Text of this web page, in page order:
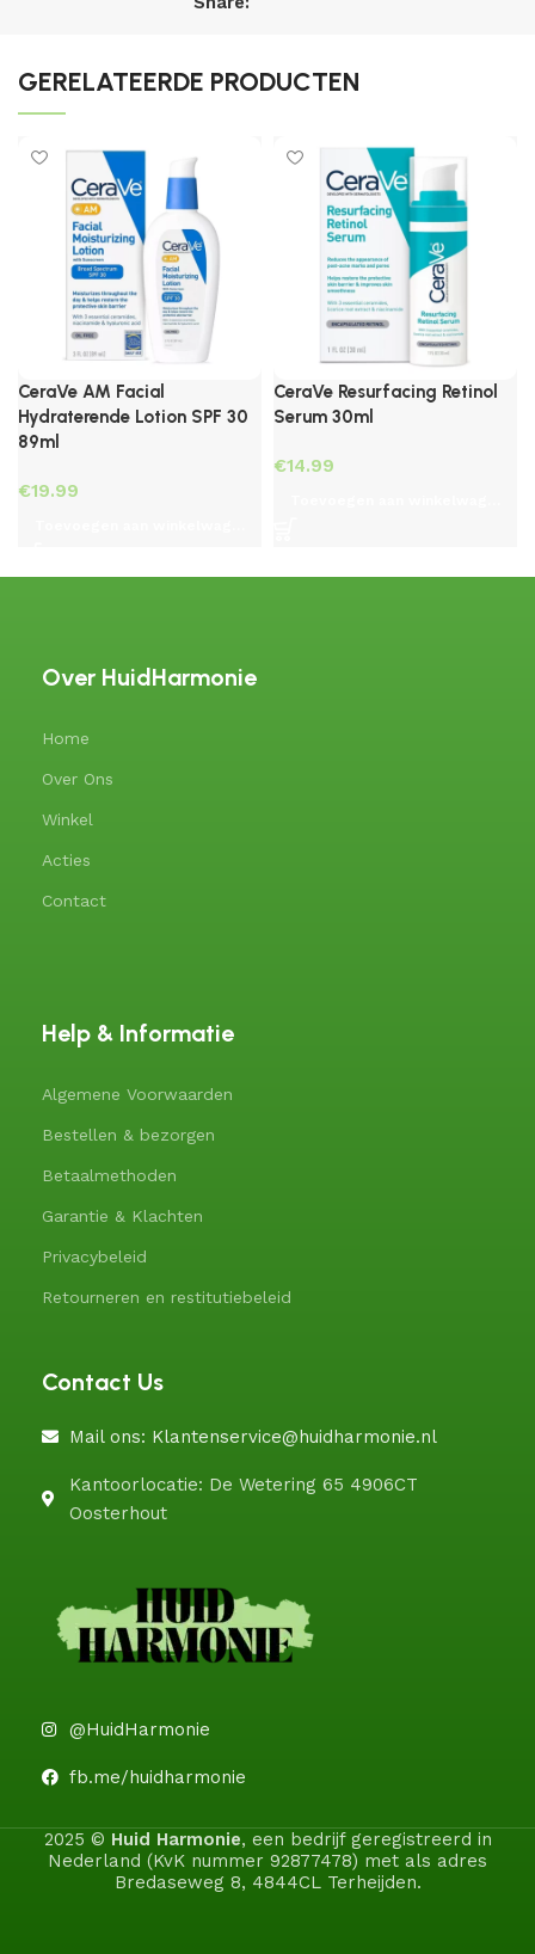
GERELATEERDE PRODUCTEN
CeraVe AM Facial
Hydraterende Lotion SPF 30
89ml
€
CeraVe Resurfacing Retinol
Serum 30ml
€
Over HuidHarmonie
Home
Over Ons
Winkel
Acties
Contact
Help & Informatie
Algemene Voorwaarden
Bestellen & bezorgen
Betaalmethoden
Garantie & Klachten
Privacybeleid
Retourneren en restitutiebeleid
Contact Us
Mail ons: Klantenservice@huidharmonie.nl
Kantoorlocatie: De Wetering 65 4906CT
Oosterhout
@HuidHarmonie
fb.me/huidharmonie
2025 © Huid Harmonie, een bedrijf geregistreerd in
Nederland (KvK nummer 92877478) met als adres
Bredaseweg 8, 4844CL Terheijden.